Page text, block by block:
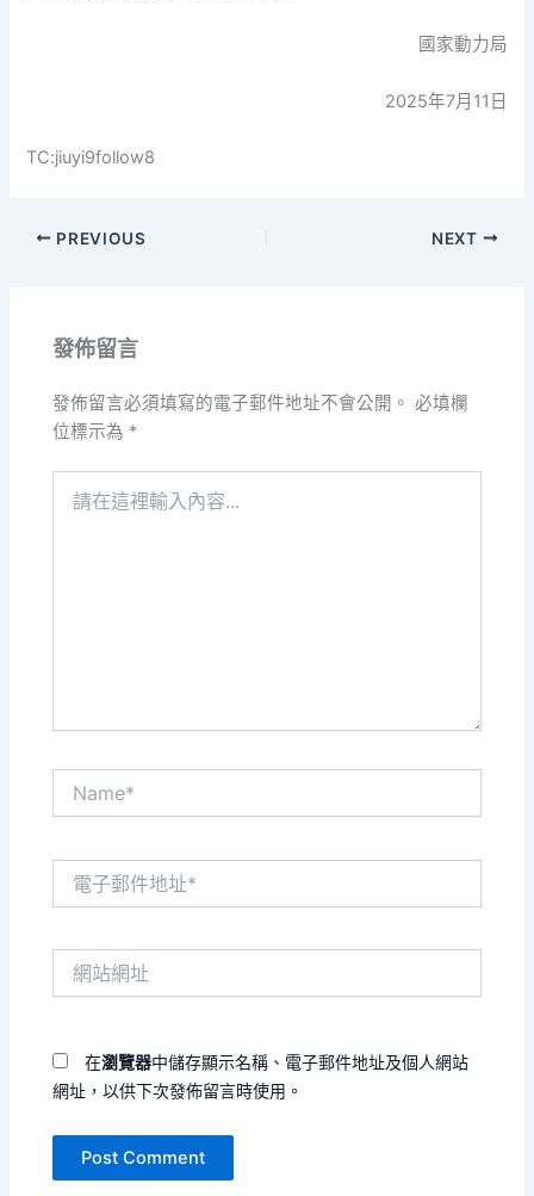
國家動力局
2025年7月11日
TC:jiuyi9follow8
PREVIOUS NEXT
發佈留言
發佈留言必須填寫的電子郵件地址不會公開。 必填欄
位標示為 *
在瀏覽器中儲存顯示名稱、電子郵件地址及個人網站
網址，以供下次發佈留言時使用。